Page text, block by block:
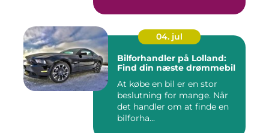
04. jul
Bilforhandler på Lolland:
Find din næste drømmebil
At købe en bil er en stor
beslutning for mange. Når
det handler om at finde en
bilforha...